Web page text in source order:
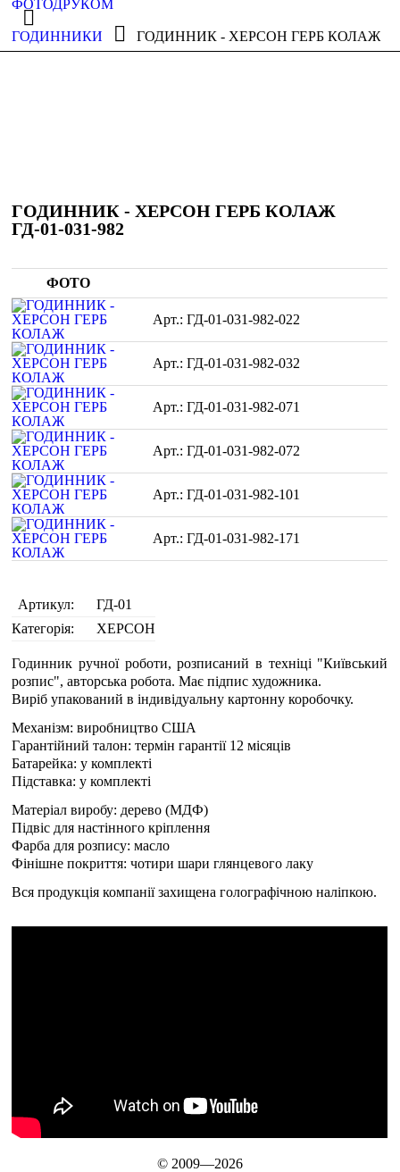
ФОТОДРУКОМ
ГОДИННИКИ ГОДИННИК - ХЕРСОН ГЕРБ КОЛАЖ
ГОДИННИК - ХЕРСОН ГЕРБ КОЛАЖ
ГД-01-031-982
ФОТО
ГД-01-031-982-022
ГД-01-031-982-032
ГД-01-031-982-071
ГД-01-031-982-072
ГД-01-031-982-101
ГД-01-031-982-171
Артикул:
ГД-01
Категорія:
ХЕРСОН
Годинник ручної роботи, розписаний в техніці "Київський
розпис", авторська робота. Має підпис художника.
Виріб упакований в індивідуальну картонну коробочку.
Механізм: виробництво США
Гарантійний талон: термін гарантії 12 місяців
Батарейка: у комплекті
Підставка: у комплекті
Матеріал виробу: дерево (МДФ)
Підвіс для настінного кріплення
Фарба для розпису: масло
Фінішне покриття: чотири шари глянцевого лаку
Вся продукція компанії захищена голографічною наліпкою.
© 2009—2026